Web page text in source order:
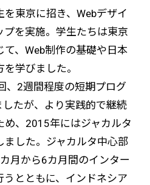
東京に招き、Webデザイ
プを実施。学生たちは東京
、Web制作の基礎や日本
学びました。
、2週間程度の短期プログ
たが、より実践的で継続
め、2015年にはジャカルタ
ました。ジャカルタ中心部
月から6カ月間のインター
うとともに、インドネシア